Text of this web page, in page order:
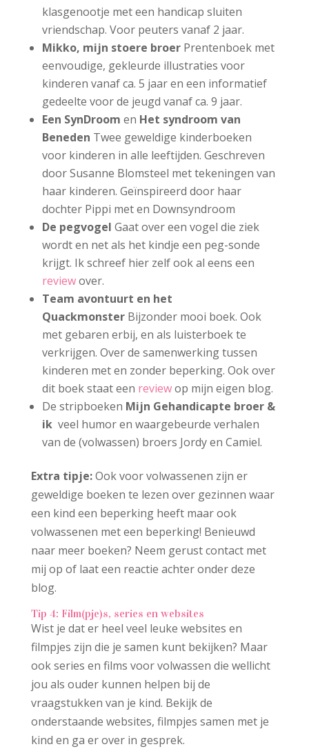
klasgenootje met een handicap sluiten
vriendschap. Voor peuters vanaf 2 jaar.
Mikko, mijn stoere broer Prentenboek met
eenvoudige, gekleurde illustraties voor
kinderen vanaf ca. 5 jaar en een informatief
gedeelte voor de jeugd vanaf ca. 9 jaar.
Een SynDroom en Het syndroom van
Beneden Twee geweldige kinderboeken
voor kinderen in alle leeftijden. Geschreven
door Susanne Blomsteel met tekeningen van
haar kinderen. Geïnspireerd door haar
dochter Pippi met en Downsyndroom
De pegvogel Gaat over een vogel die ziek
wordt en net als het kindje een peg-sonde
krijgt. Ik schreef hier zelf ook al eens een
reviewover.
Team avontuurt en het
Quackmonster Bijzonder mooi boek. Ook
met gebaren erbij, en als luisterboek te
verkrijgen. Over de samenwerking tussen
kinderen met en zonder beperking. Ook over
dit boek staat een reviewop mijn eigen blog.
De stripboeken Mijn Gehandicapte broer &
ik veel humor en waargebeurde verhalen
van de (volwassen) broers Jordy en Camiel.
Extra tipje:Ook voor volwassenen zijn er
geweldige boeken te lezen over gezinnen waar
een kind een beperking heeft maar ook
volwassenen met een beperking! Benieuwd
naar meer boeken? Neem gerust contact met
mij op of laat een reactie achter onder deze
blog.
Tip 4: Film(pje)s, series en websites
Wist je dat er heel veel leuke websites en
filmpjes zijn die je samen kunt bekijken? Maar
ook series en films voor volwassen die wellicht
jou als ouder kunnen helpen bij de
vraagstukken van je kind. Bekijk de
onderstaande websites, filmpjes samen met je
kind en ga er over in gesprek.